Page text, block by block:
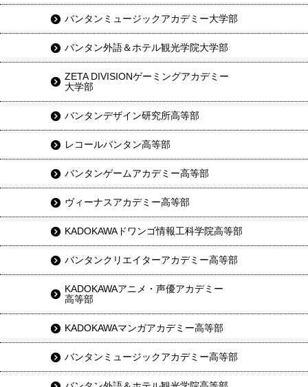
バンタンミュージックアカデミー大学部
バンタン外語＆ホテル観光学院大学部
ZETA DIVISIONゲーミングアカデミー
大学部
バンタンデザイン研究所高等部
レコールバンタン高等部
バンタンゲームアカデミー高等部
ヴィーナスアカデミー高等部
KADOKAWAドワンゴ情報工科学院高等部
バンタンクリエイターアカデミー高等部
KADOKAWAアニメ・声優アカデミー
高等部
KADOKAWAマンガアカデミー高等部
バンタンミュージックアカデミー高等部